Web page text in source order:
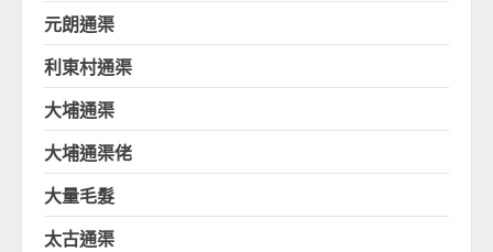
元朗通渠
利東村通渠
大埔通渠
大埔通渠佬
大量毛髮
太古通渠